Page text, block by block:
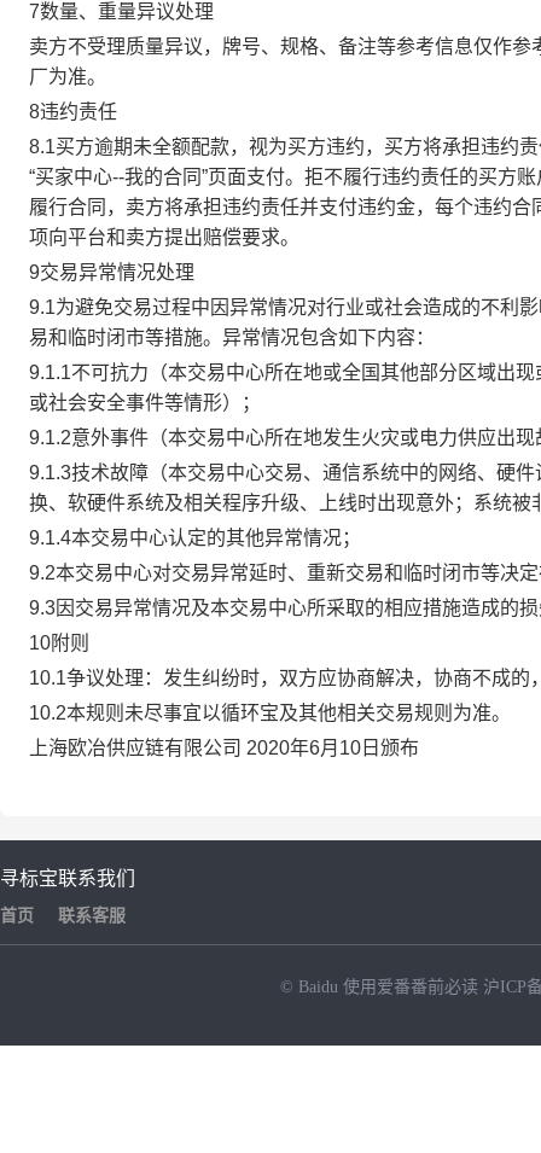
7数量、重量异议处理
卖方不受理质量异议，牌号、规格、备注等参考信息仅作
厂为准。
8违约责任
8.1买方逾期未全额配款，视为买方违约，买方将承担违约
“买家中心--我的合同”页面支付。拒不履行违约责任的买方
履行合同，卖方将承担违约责任并支付违约金，每个违约
项向平台和卖方提出赔偿要求。
9交易异常情况处理
9.1为避免交易过程中因异常情况对行业或社会造成的不利
易和临时闭市等措施。异常情况包含如下内容：
9.1.1不可抗力（本交易中心所在地或全国其他部分区域出
或社会安全事件等情形）；
9.1.2意外事件（本交易中心所在地发生火灾或电力供应出
9.1.3技术故障（本交易中心交易、通信系统中的网络、硬
换、软硬件系统及相关程序升级、上线时出现意外；系统
9.1.4本交易中心认定的其他异常情况；
9.2本交易中心对交易异常延时、重新交易和临时闭市等决
9.3因交易异常情况及本交易中心所采取的相应措施造成的
10附则
10.1争议处理：发生纠纷时，双方应协商解决，协商不成
10.2本规则未尽事宜以循环宝及其他相关交易规则为准。
上海欧冶供应链有限公司 2020年6月10日颁布
寻标宝
首页
联系我们
联系客服
© Baidu 使用爱番番前必读 沪ICP